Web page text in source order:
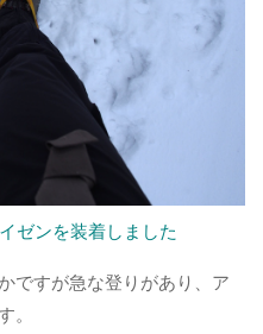
ゼンを装着しました
ですが急な登りがあり、ア
。